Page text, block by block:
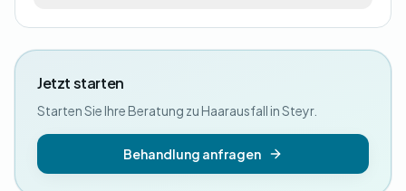
Jetzt starten
Starten Sie Ihre Beratung zu Haarausfall in Steyr.
Behandlung anfragen